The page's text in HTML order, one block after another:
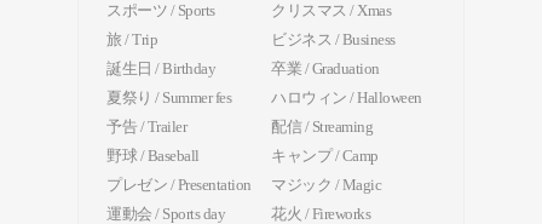
スポーツ / Sports
クリスマス / Xmas
旅 / Trip
ビジネス / Business
誕生日 / Birthday
卒業 / Graduation
夏祭り / Summer fes
ハロウィン / Halloween
予告 / Trailer
配信 / Streaming
野球 / Baseball
キャンプ / Camp
プレゼン / Presentation
マジック / Magic
運動会 / Sports day
花火 / Fireworks